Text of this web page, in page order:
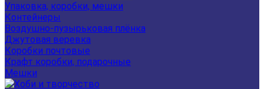
Упаковка, коробки, мешки
Контейнеры
Воздушно-пузырьковая плёнка
Джутовая веревка
Коробки почтовые
Крафт коробки, подарочные
Мешки